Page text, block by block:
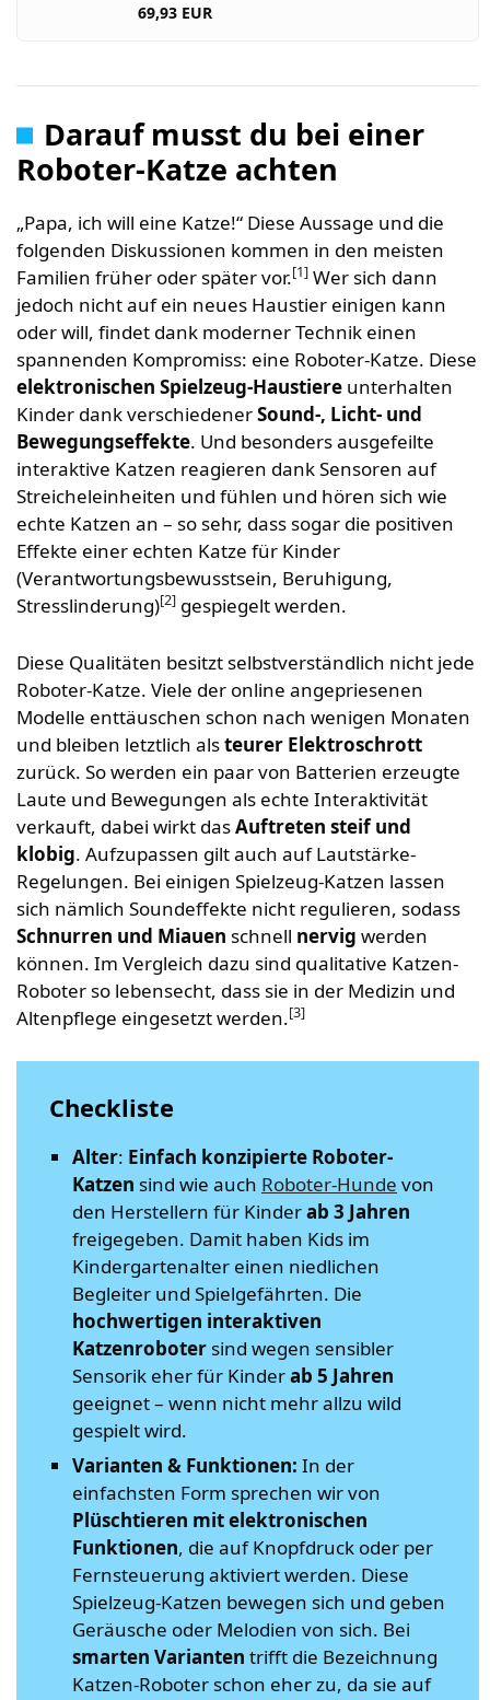
69,93 EUR
Darauf musst du bei einer
Roboter-Katze achten
„Papa, ich will eine Katze!“ Diese Aussage und die
folgenden Diskussionen kommen in den meisten
Familien früher oder später vor.[1] Wer sich dann
jedoch nicht auf ein neues Haustier einigen kann
oder will, findet dank moderner Technik einen
spannenden Kompromiss: eine Roboter-Katze. Diese
elektronischen Spielzeug-Haustiere unterhalten
Kinder dank verschiedenerSound-, Licht- und
Bewegungseffekte. Und besonders ausgefeilte
interaktive Katzen reagieren dank Sensoren auf
Streicheleinheiten und fühlen und hören sich wie
echte Katzen an – so sehr, dass sogar die positiven
Effekte einer echten Katze für Kinder
(Verantwortungsbewusstsein, Beruhigung,
Stresslinderung)[2] gespiegelt werden.
Diese Qualitäten besitzt selbstverständlich nicht jede
Roboter-Katze. Viele der online angepriesenen
Modelle enttäuschen schon nach wenigen Monaten
und bleiben letztlich alsteurer Elektroschrott
zurück. So werden ein paar von Batterien erzeugte
Laute und Bewegungen als echte Interaktivität
verkauft, dabei wirkt dasAuftreten steif und
klobig. Aufzupassen gilt auch auf Lautstärke-
Regelungen. Bei einigen Spielzeug-Katzen lassen
sich nämlich Soundeffekte nicht regulieren, sodass
Schnurren und Miauen schnell nervig werden
können. Im Vergleich dazu sind qualitative Katzen-
Roboter so lebensecht, dass sie in der Medizin und
Altenpflege eingesetzt werden.[3]
Checkliste
Alter: Einfach konzipierte Roboter-
Katzen sind wie auch Roboter-Hunde von
den Herstellern für Kinderab 3 Jahren
freigegeben. Damit haben Kids im
Kindergartenalter einen niedlichen
Begleiter und Spielgefährten. Die
hochwertigen interaktiven
Katzenroboter sind wegen sensibler
Sensorik eher für Kinderab 5 Jahren
geeignet – wenn nicht mehr allzu wild
gespielt wird.
Varianten & Funktionen: In der
einfachsten Form sprechen wir von
Plüschtieren mitelektronischen
Funktionen, die auf Knopfdruck oder per
Fernsteuerung aktiviert werden. Diese
Spielzeug-Katzen bewegen sich und geben
Geräusche oder Melodien von sich. Bei
smarten Varianten trifft die Bezeichnung
Katzen-Roboter schon eher zu, da sie auf